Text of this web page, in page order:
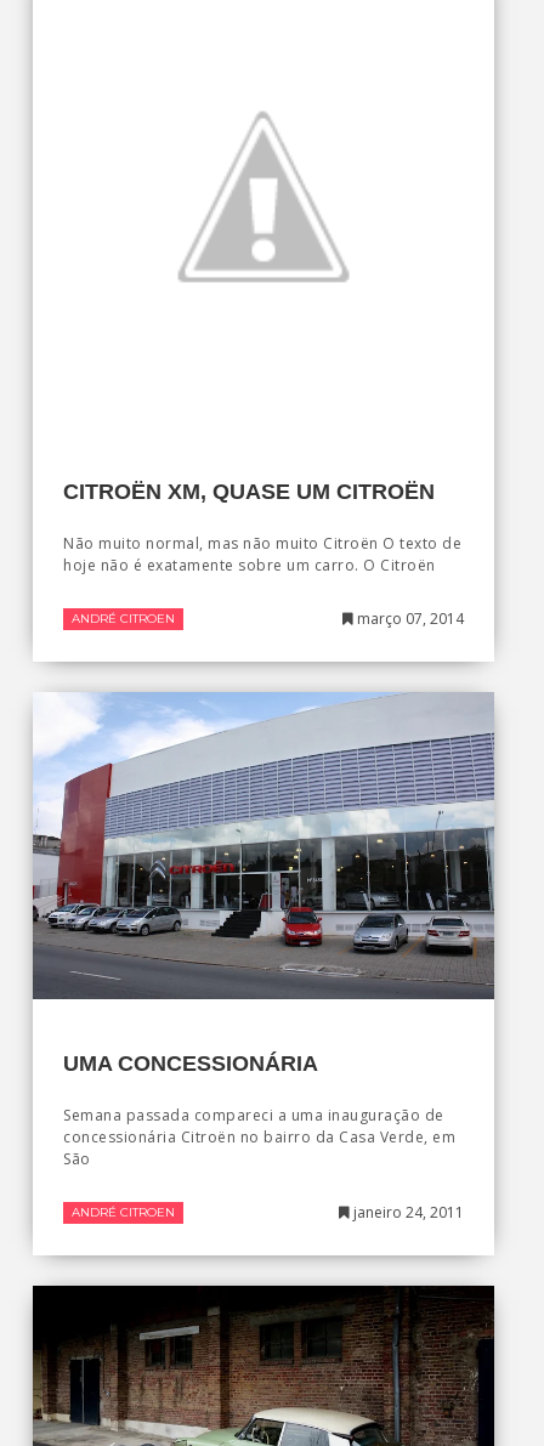
CITROËN XM, QUASE UM CITROËN
Não muito normal, mas não muito Citroën O texto de
hoje não é exatamente sobre um carro. O Citroën
ANDRÉ CITROEN março 07, 2014
UMA CONCESSIONÁRIA
Semana passada compareci a uma inauguração de
concessionária Citroën no bairro da Casa Verde, em
São
ANDRÉ CITROEN janeiro 24, 2011